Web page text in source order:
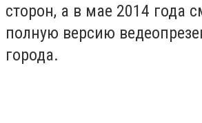
сторон, а в мае 2014 года
полную версию
города.